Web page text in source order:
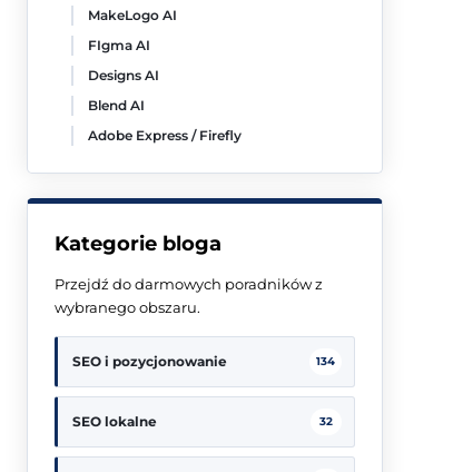
MakeLogo AI
FIgma AI
Designs AI
Blend AI
Adobe Express / Firefly
Kategorie bloga
Przejdź do darmowych poradników z
wybranego obszaru.
SEO i pozycjonowanie 134
SEO lokalne 32